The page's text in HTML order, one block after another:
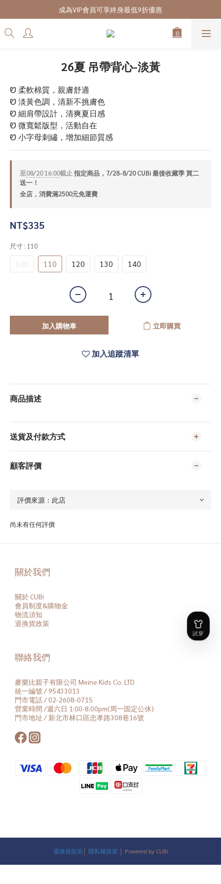
7/28-8/20 CUBi 收藏季全館買二送一
成為VIP會員可享終身最低9折優惠
7/28-8/20 CUBi 收藏季全館買二送一
26夏 吊帶背心-淡黃
Ꮼ 柔軟棉質，親膚舒適
Ꮼ 淡黃色調，清新不挑膚色
Ꮼ 細肩帶設計，清爽夏日感
Ꮼ 微寬鬆版型，活動自在
Ꮼ 小字母刺繡，增加細節質感
至08/20 16:00截止 指定商品，7/28-8/20 CUBi 最後收藏季 買二
送一！
全店，消費滿2500元免運費
NT$335
尺寸 : 110
100 110 120 130 140
加入購物車 立即購買
加入追蹤清單
商品描述
送貨及付款方式
顧客評價
尚未有任何評價
關於我們
關於 CUBi
會員制度&購物金
物流須知
退換貨政策
聯絡我們
麥樂比親子有限公司 Meine Kids Co. LTD
統一編號 / 95433013
門市電話 / 02-2608-0715
營業時間 /週六日 1:00-8:00pm(周一固定公休)
門市地址 / 新北市林口區忠孝路308巷16號
退換貨政策 隱私權政策 │ Powered by CUBi